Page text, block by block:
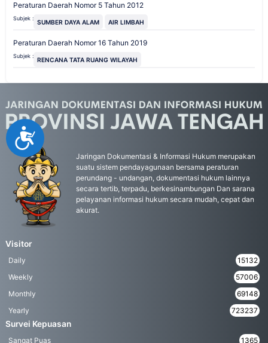
Accessibility
Peraturan Daerah Nomor 5 Tahun 2012
Subjek : SUMBER DAYA ALAM AIR LIMBAH
Peraturan Daerah Nomor 16 Tahun 2019
Subjek : RENCANA TATA RUANG WILAYAH
Jaringan Dokumentasi & Informasi Hukum merupakan
suatu sistem pendayagunaan bersama peraturan
perundang - undangan, dokumentasi hukum lainnya
secara tertib, terpadu, berkesinambungan Dan sarana
pelayanan informasi hukum secara mudah, cepat dan
akurat.
Visitor
Daily
15132
Weekly
57006
Monthly
69148
Yearly
723237
Survei Kepuasan
Sangat Puas 1365